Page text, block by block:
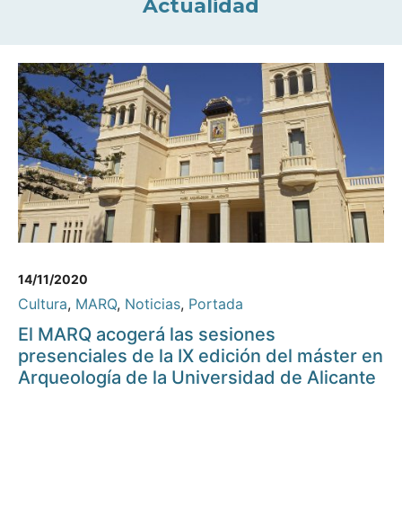
Actualidad
14/11/2020
Cultura, MARQ, Noticias, Portada
El MARQ acogerá las sesiones
presenciales de la IX edición del máster en
Arqueología de la Universidad de Alicante